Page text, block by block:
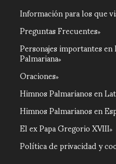
Información para los que
Preguntas Frecuentes
Personajes importantes
Palmariana
Oraciones
Himnos Palmarianos en
Himnos Palmarianos en
El ex Papa Gregorio XVIII
Política de privacidad y